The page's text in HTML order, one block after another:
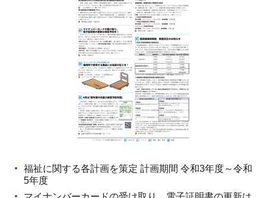
福祉に関する各計画を策定 計画期間 令和3年度～令和
5年度